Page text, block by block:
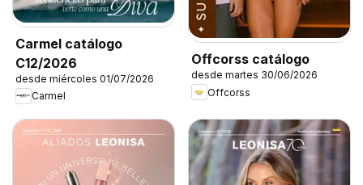
Carmel catálogo
C12/2026
desde miércoles 01/07/2026
Carmel
Offcorss catálogo
desde martes 30/06/2026
Offcorss